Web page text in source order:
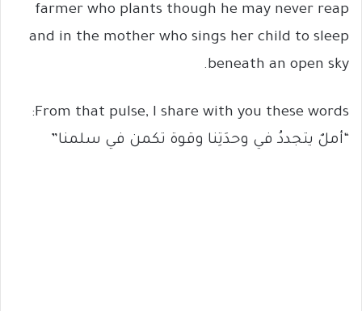
farmer who plants though he may never reap
and in the mother who sings her child to sleep
beneath an open sky.
From that pulse, I share with you these words:
“أملٌ يتجددُ في وحدَتِنا وقوة تكمن في سلمنا”